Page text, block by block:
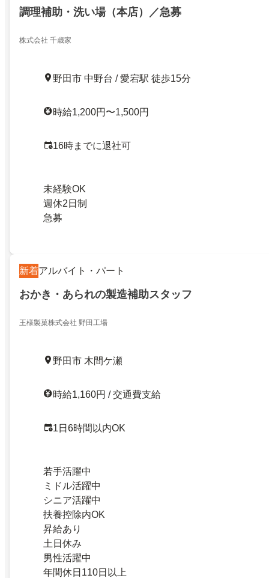
調理補助・洗い場（本店）／急募
株式会社 千歳家
野田市 中野台 / 愛宕駅 徒歩15分
時給1,200円〜1,500円
16時までに退社可
未経験OK
週休2日制
急募
新着アルバイト・パート
おかき・あられの製造補助スタッフ
王様製菓株式会社 野田工場
野田市 木間ケ瀬
時給1,160円 / 交通費支給
1日6時間以内OK
若手活躍中
ミドル活躍中
シニア活躍中
扶養控除内OK
昇給あり
土日休み
男性活躍中
年間休日110日以上